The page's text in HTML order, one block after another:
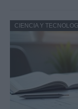
CIENCIA Y